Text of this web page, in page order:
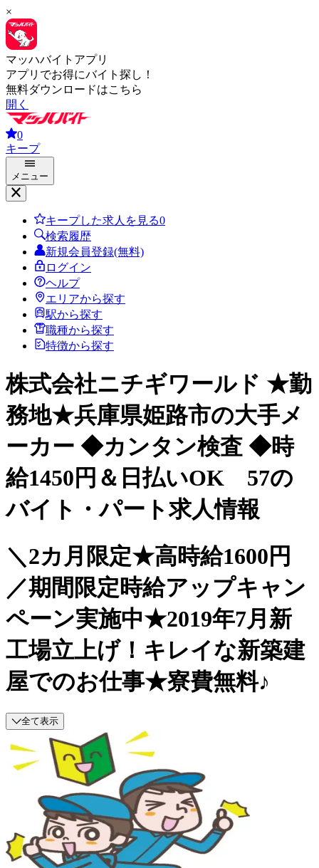
×
マッハバイトアプリ
アプリでお得にバイト探し！
無料ダウンロードはこちら
開く
0
キープ
メニュー
キープした求人を見る0
検索履歴
新規会員登録(無料)
ログイン
ヘルプ
エリアから探す
駅から探す
職種から探す
特徴から探す
株式会社ニチギワールド ★勤
務地★兵庫県姫路市の大手メ
ーカー ◆カンタン検査 ◆時
給1450円＆日払いOK 57の
バイト・パート求人情報
＼2カ月限定★高時給1600円
／期間限定時給アップキャン
ペーン実施中★2019年7月新
工場立上げ！キレイな新築建
屋でのお仕事★寮費無料♪
全て表示